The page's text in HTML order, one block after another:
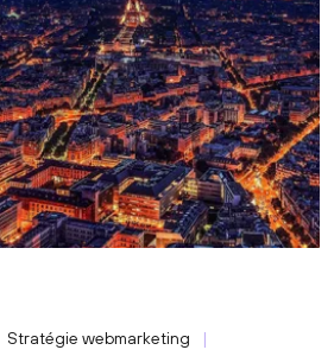
Stratégie webmarketing